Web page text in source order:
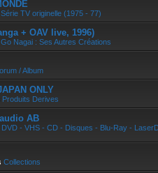
Série TV originelle (1975 - 77)
+ OAV live, 1996)
Go Nagai : Ses Autres Créations
/ Album
ONLY
Produits Derives
AB
DVD - VHS - CD - Disques - Blu-Ray -
Collections